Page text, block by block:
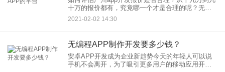
十万的报价都有，究竟哪一个才是合理的呢？无论
是APP模板开发还是APP定制开发都是一样的。就
应该先明确自己的功能需求，进而去评估APP开发
2021-02-02 14:30
无编程APP制作开发要多少钱？
安卓APP开发成为企业新趋势今天的年轻人可以说
手机不会离开，为了吸引更多用户的移动应用开发